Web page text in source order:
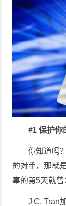
#1 保护
你知道吗
的对手，那就
事的第5天就曾
J.C. Tran